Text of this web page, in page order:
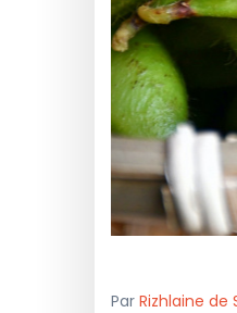
Par Rizhlaine de